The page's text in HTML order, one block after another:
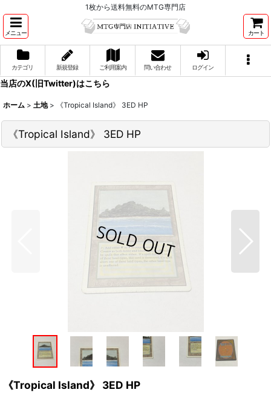
1枚から送料無料のMTG専門店
メニュー カート
カテゴリ 新規登録 ご利用案内 問い合わせ ログイン
当店のX(旧Twitter)はこちら
ホーム > 土地 > 《Tropical Island》 3ED HP
《Tropical Island》 3ED HP
《Tropical Island》 3ED HP